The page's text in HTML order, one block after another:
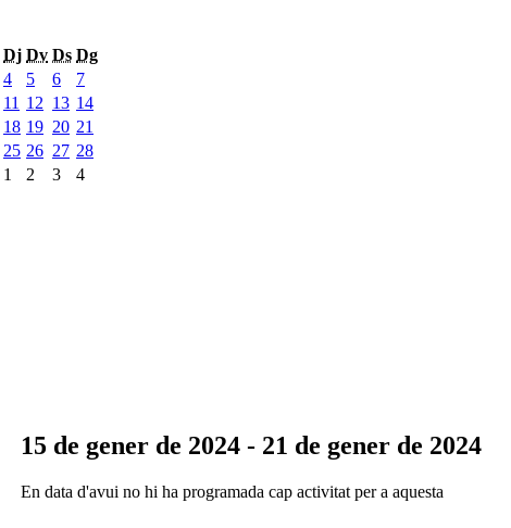
Dj Dv Ds Dg
4 5 6
7
11 12 13 14
18 19 20 21
25 26 27 28
1 2 3 4
15 de gener de 2024 - 21 de gener de 2024
En data d'avui no hi ha programada cap activitat per a aquesta